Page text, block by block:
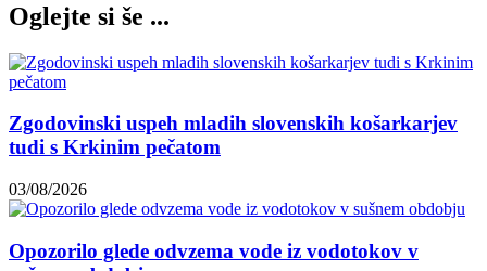
Oglejte si še ...
Zgodovinski uspeh mladih slovenskih košarkarjev
tudi s Krkinim pečatom
03/08/2026
Opozorilo glede odvzema vode iz vodotokov v